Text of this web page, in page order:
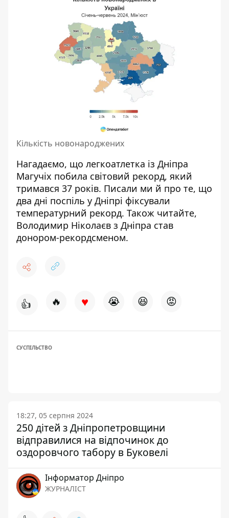
Кількість новонароджених
Нагадаємо, що легкоатлетка із Дніпра
Магучіх побила світовий рекорд, який
тримався 37 років. Писали ми й про те, що
два дні поспіль у Дніпрі фіксували
температурний рекорд. Також читайте,
Володимир Ніколаєв з Дніпра став
донором-рекордсменом.
👍 🔥 ♥ 😭 😆 😡
СУСПІЛЬСТВО
18:27, 05 серпня 2024
250 дітей з Дніпропетровщини
відправилися на відпочинок до
оздоровчого табору в Буковелі
Інформатор Дніпро
ЖУРНАЛІСТ